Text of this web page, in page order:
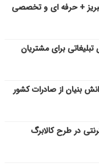
+ حرفه ای و تخصصی
برای مشتریان
بنیان از صادرات کشور
در طرح کالابرگ